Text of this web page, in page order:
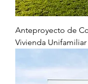
Anteproyecto de
Vivienda Unifamiliar